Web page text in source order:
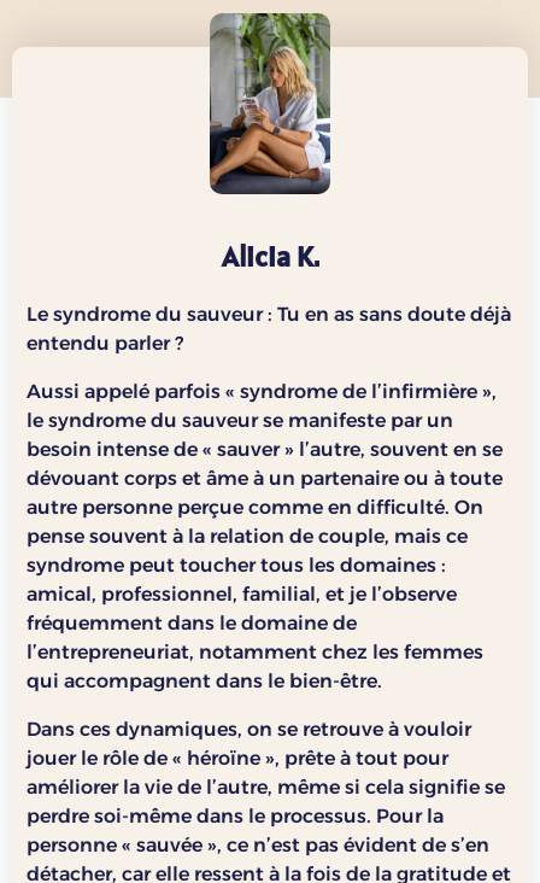
Alicia K.
Le syndrome du sauveur : Tu en as sans doute déjà
entendu parler ?
Aussi appelé parfois « syndrome de l’infirmière »,
le syndrome du sauveur se manifeste par un
besoin intense de « sauver » l’autre, souvent en se
dévouant corps et âme à un partenaire ou à toute
autre personne perçue comme en difficulté. On
pense souvent à la relation de couple, mais ce
syndrome peut toucher tous les domaines :
amical, professionnel, familial, et je l’observe
fréquemment dans le domaine de
l’entrepreneuriat, notamment chez les femmes
qui accompagnent dans le bien-être.
Dans ces dynamiques, on se retrouve à vouloir
jouer le rôle de « héroïne », prête à tout pour
améliorer la vie de l’autre, même si cela signifie se
perdre soi-même dans le processus. Pour la
personne « sauvée », ce n’est pas évident de s’en
détacher, car elle ressent à la fois de la gratitude et